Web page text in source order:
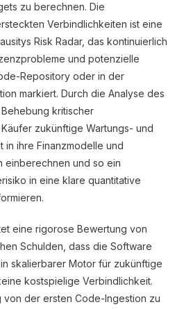
zu berechnen. Die
Verbindlichkeiten ist eine
Risk Radar, das kontinuierlich
und potenzielle
Repository oder in der
markiert. Durch die Analyse des
kritischer
zukünftige Wartungs- und
in ihre Finanzmodelle und
einberechnen und so ein
in eine klare quantitative
eine rigorose Bewertung von
Schulden, dass die Software
skalierbarer Motor für zukünftige
kostspielige Verbindlichkeit.
der ersten Code-Ingestion zu